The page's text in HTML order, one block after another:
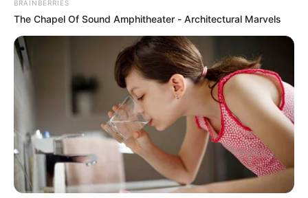
TEMAS RELACIONADOS
MARCHAS VIOLENCIA
ASESINATO PROTESTA SOCIAL
MANTÉNGASE EN ALERTA
Tenemos todas las noticias que le
interesan. Para estar bien informado, por
favor, active las notificaciones de Alerta.
BRAINBERRIES
The Chapel Of Sound Amphitheater - Architectural Marvels